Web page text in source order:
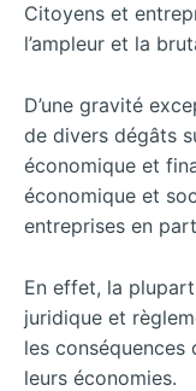
Citoyens et
l’ampleur et la
D’une gravité
de divers dégâts
économique et
économique et
entreprises en
En effet, la
juridique et
les conséquences
leurs économies.